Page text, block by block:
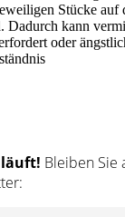
Stücke auf
Dadurch kann
oder
läuft! Bleiben Sie